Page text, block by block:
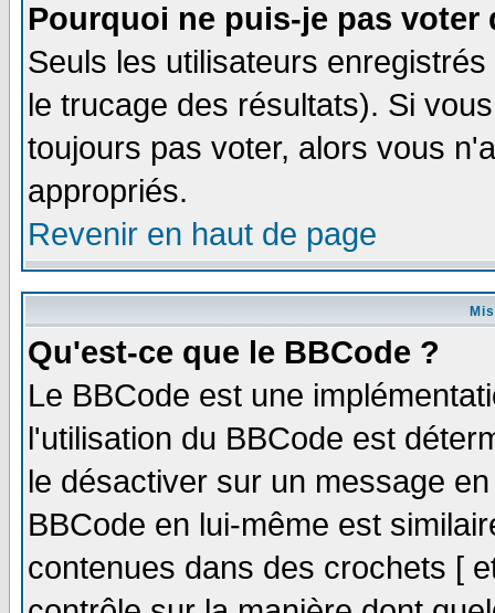
Pourquoi ne puis-je pas voter
Seuls les utilisateurs
le trucage des résultats). Si
toujours pas voter, alors vous
appropriés.
Revenir en haut de page
Qu'est-ce que le BBCode ?
Le BBCode est une
l'utilisation du BBCode est
le désactiver sur un message
BBCode en lui-même est
contenues dans des crochets [